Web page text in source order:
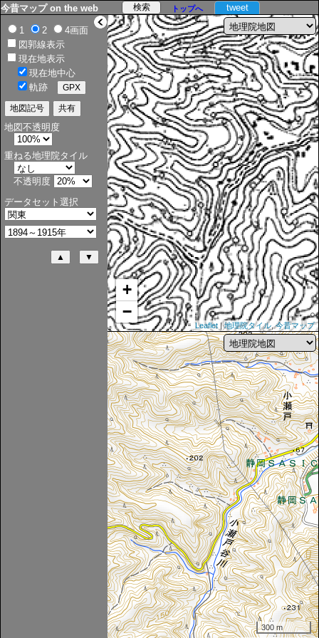
> tweet
今昔マップ on the web トップへ
+
−
Leaflet |地理院タイル ,今昔マップ
300 m
1 2
4画面
図郭線表示
現在地表示
現在地中心
軌跡
地図不透明度
重ねる地理院タイル
不透明度
データセット選択